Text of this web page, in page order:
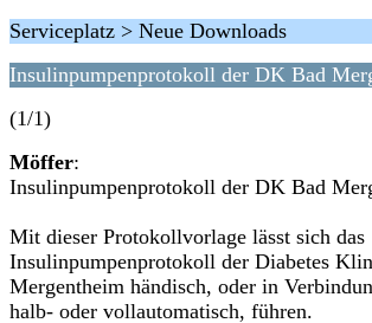
Serviceplatz > Neue Downloads
Insulinpumpenprotokoll der DK Bad
(1/1)
Möffer:
Insulinpumpenprotokoll der DK Bad
Mit dieser Protokollvorlage lässt sich das
Insulinpumpenprotokoll der Diabetes
Mergentheim händisch, oder in
halb- oder vollautomatisch, führen.